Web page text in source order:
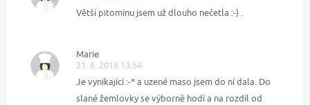
Větší pitominu jsem už dlouho nečetla :-) .
Marie
21. 6. 2016 13:54
Je vynikající :-* a uzené maso jsem do ní dala. Do
slané žemlovky se výborně hodí a na rozdíl od